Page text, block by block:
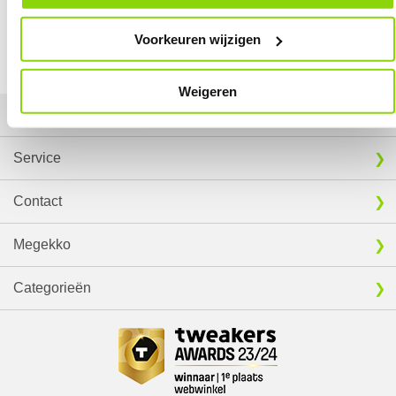
Voorkeuren wijzigen
Weigeren
EXTRA INFORMATIE
Download specificatie sheet
Vergelijk product
Mijn gegevens
Service
Contact
Megekko
Categorieën